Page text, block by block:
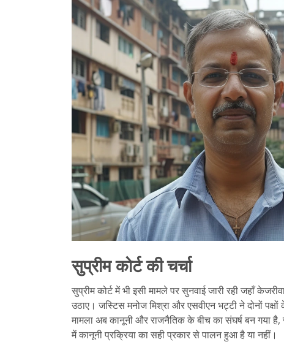
सुप्रीम कोर्ट की चर्चा
सुप्रीम कोर्ट में भी इसी मामले पर सुनवाई जारी रही जहाँ
उठाए। जस्टिस मनोज मिश्रा और एसवीएन भट्टी ने दोनों
मामला अब कानूनी और राजनैतिक के बीच का संघर्ष बन गया
में कानूनी प्रक्रिया का सही प्रकार से पालन हुआ है या नहीं।